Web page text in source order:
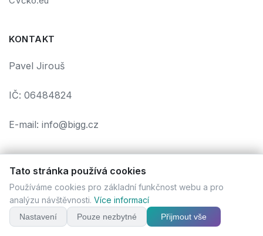
KONTAKT
Pavel Jirouš
IČ: 06484824
E-mail: info@bigg.cz
Podmínky použití Ochrana osobních údajůCookies
© 2026 bigg.cz. Všechna práva vyhrazena. | Vytvořil
Jirouš
Tato stránka používá cookies
Používáme cookies pro základní funkčnost webu a pro
analýzu návštěvnosti. Více informací
Nastavení Pouze nezbytné Přijmout vše